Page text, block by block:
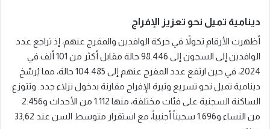
دينامية تميل نحو تعزيز الإفراج
أظهرت الأرقام تحولاً في حركة الوافدين والمفرج عنهم، إذ تراجع عدد
الوافدين إلى السجون إلى 98.446 حالة مقابل أكثر من 101 ألف في
2024، في حين ارتفع عدد المفرج عنهم إلى 104.485 حالة، مما يُرسّخ
دينامية تميل نحو تسريع وتيرة الإفراج مقارنة بدخول نزلاء جدد. وتتوزع
الساكنة السجنية على فئات مختلفة، منها 1.112 من الأحداث و2.456
من النساء و1.696 سجيناً أجنبياً، مع استقرار متوسط السن عند 33,62